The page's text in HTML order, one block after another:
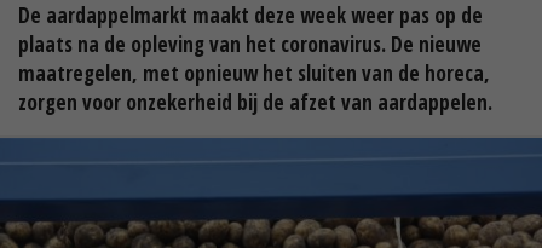
De aardappelmarkt maakt deze week weer pas op de
plaats na de opleving van het coronavirus. De nieuwe
maatregelen, met opnieuw het sluiten van de horeca,
zorgen voor onzekerheid bij de afzet van aardappelen.